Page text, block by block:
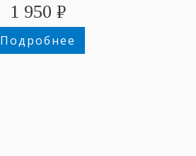
1 950 ₽
Подробнее